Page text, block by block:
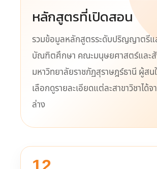
หลักสูตรที่เปิดสอน
รวมข้อมูลหลักสูตรระดับปริญญาตรีแ
บัณฑิตศึกษา คณะมนุษยศาสตร์และ
มหาวิทยาลัยราชภัฏสุราษฎร์ธานี ผู้สน
เลือกดูรายละเอียดแต่ละสาขาวิชาได้จ
ล่าง